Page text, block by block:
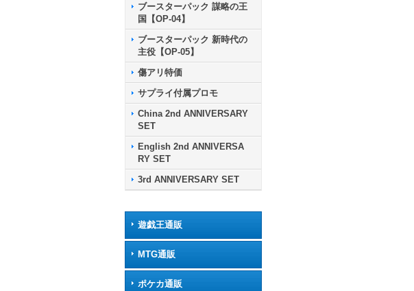
ブースターパック 謀略の王
国【OP-04】
ブースターパック 新時代の
主役【OP-05】
傷アリ特価
サプライ付属プロモ
China 2nd ANNIVERSARY
SET
English 2nd ANNIVERSA
RY SET
3rd ANNIVERSARY SET
遊戯王通販
MTG通販
ポケカ通販